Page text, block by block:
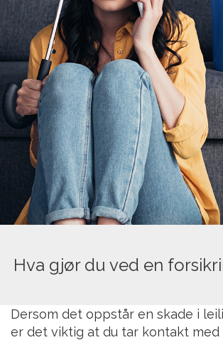
Hva gjør du ved en
Dersom det oppstår en skade i
er det viktig at du tar kontakt